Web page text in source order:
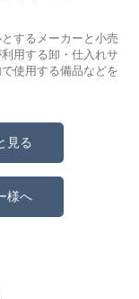
するメーカーと小売
用する卸・仕入れサ
使用する備品などを
見る
様へ